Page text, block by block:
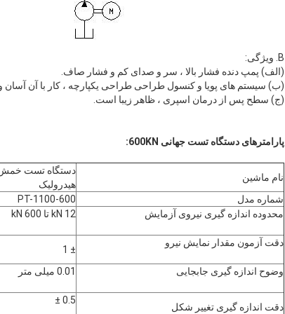
B. ویژگی:
(الف) پمپ دنده فشار بالا ، سر و صدای کم و فشار صاف.
(ب) سیستم های پویا و کنسول طراحی طراحی یکپارچه ، کار با آن
(ج) سطح پس از درمان اسپری ، ظاهر زیبا است.
پارامترهای دستگاه تست جهانی 600KN:
نام ماشین
هیدرولیک
شماره مدل
PT-1100-600
محدوده اندازه گیری نیروی آزمایش
12 kN تا 600 kN
دقت آزمون مقدار نمایش نیرو
± 1
وضوح اندازه گیری جابجایی
0.01 میلی متر
دقت اندازه گیری تغییر شکل
0.5 ±